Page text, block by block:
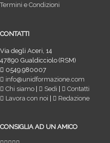
Termini e Condizioni
CONTATTI
Via degli Aceri, 14
47890 Gualdicciolo (RSM)
0549.980007
info@unidformazione.com
Chi siamo | Sedi |
Contatti
Lavora con noi | Redazione
CONSIGLIA AD UN AMICO